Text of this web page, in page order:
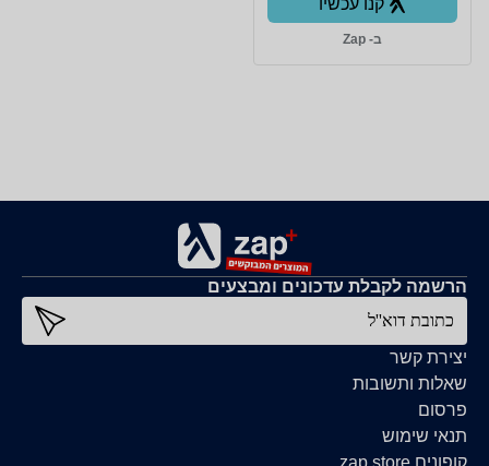
קנו עכשיו
ב- Zap
יצירת קשר
שאלות ותשובות
פרסום
תנאי שימוש
קופונים zap store
הרשמה לקבלת עדכונים ומבצעים
כתובת דוא''ל